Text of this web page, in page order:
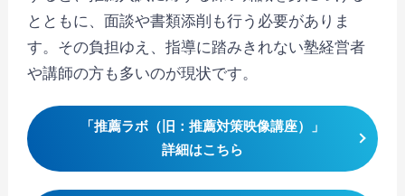
とともに、面談や書類添削も行う必要がありま
す。その負担ゆえ、指導に踏みきれない塾経営者
や講師の方も多いのが現状です。
「推薦ラボ（旧：推薦対策映像講座）」
詳細はこちら